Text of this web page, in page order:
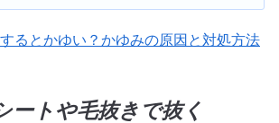
るとかゆい？かゆみの原因と対処方法
ートや毛抜きで抜く